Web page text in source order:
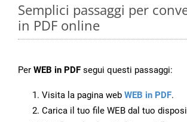
Semplici passaggi per
in PDF online
Per WEB in PDF segui questi passaggi:
Visita la pagina web WEB in PDF.
Carica il tuo file WEB dal tuo